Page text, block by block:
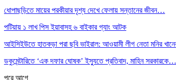
ধোপাছড়িতে মায়ের পরকীয়ার দৃশ্য দেখে ফেলায় সন্তানের জীবন…
পটিয়ায় ১ লাখ পিস ইয়াবাসহ ৬ বাইকার গ্যাং আটক
আইসিইউতে হাতকড়া পরা ছবি ভাইরাল: আওয়ামী লীগ নেতা মনির
ডকুমেন্টারিতে ‘এক দফার ঘোষক’ ইস্যুতে প্রতিবাদ, মাহিন সরকারকে…
পরেআগে